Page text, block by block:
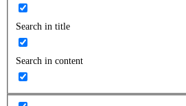
Search in title
Search in content